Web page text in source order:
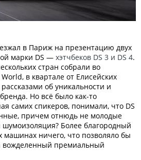
в Париж на презентацию двух
марки DS — хэтчбеков DS 3 и DS 4.
стран собрали во
в квартале от Елисейских
об уникальности и
Но всё было как-то
самих спикеров, понимали, что DS
причем отнюдь не молодые
Более благородный
машинах ничего, что позволяло бы
вожделенный премиальный